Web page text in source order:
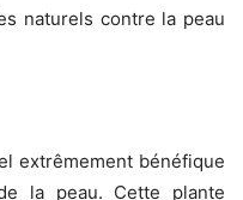
naturels contre la peau
extrêmement bénéfique
la peau. Cette plante